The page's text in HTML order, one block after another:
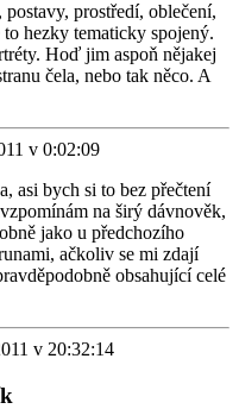
prostředí, oblečení,
to hezky tematicky spojený.
Hoď jim aspoň nějakej
čela, nebo tak něco. A
v 0:02:09
asi bych si to bez přečtení
na širý dávnověk,
jako u předchozího
ačkoliv se mi zdají
obsahující celé
v 20:32:14